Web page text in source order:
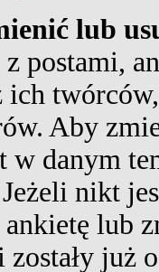
lub
postami,
ich
Aby
w danym
nikt
ankietę lub
zostały już